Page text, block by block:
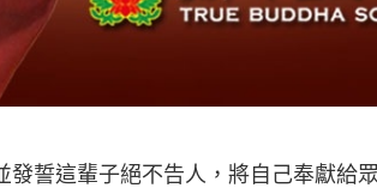
誓這輩子絕不告人，將自己奉獻給